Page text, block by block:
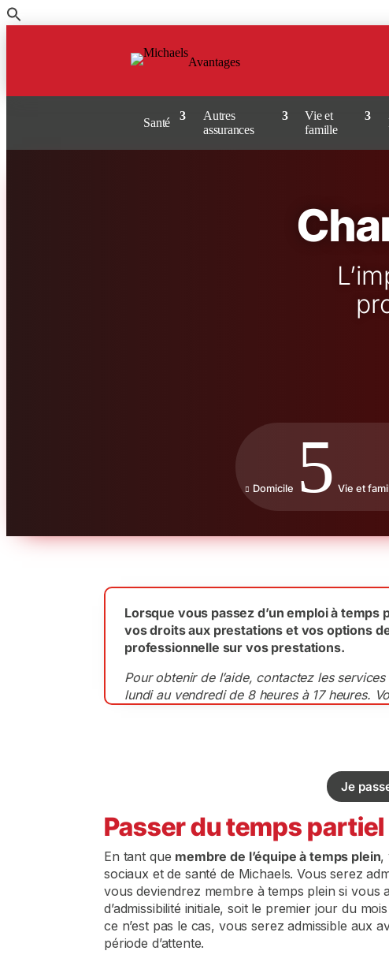
Avantages
Santé
Autres
assurances
Vie et
famille
 Domicile 5 Vie et
Lorsque vous passez d’un emploi à temps
vos droits aux prestations et vos options
professionnelle sur vos prestations.
Pour obtenir de l’aide, contactez les
lundi au vendredi de 8 heures à 17 heures.
Je
Passer du temps
En tant que membre de l’équipe à temps plein,
sociaux et de santé de Michaels. Vous serez
vous deviendrez membre à temps plein si vous
d’admissibilité initiale, soit le premier jour du
ce n’est pas le cas, vous serez admissible aux
période d’attente.